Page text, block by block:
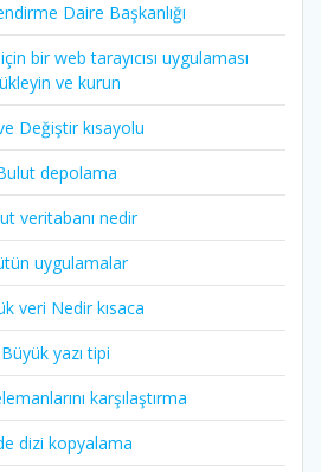
Daire Başkanlığı
bir web tarayıcısı uygulaması
ve kurun
Değiştir kısayolu
depolama
veritabanı nedir
uygulamalar
veri Nedir kısaca
Büyük yazı tipi
karşılaştırma
dizi kopyalama